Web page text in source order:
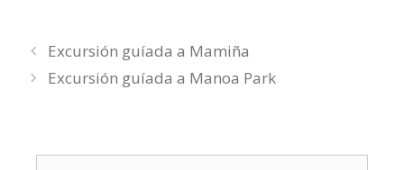
Excursión guíada a Mamiña
Excursión guíada a Manoa Park